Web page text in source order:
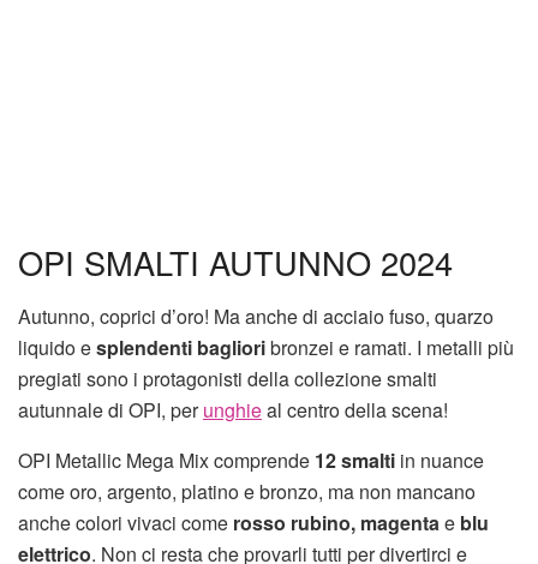
OPI SMALTI AUTUNNO 2024
Autunno, coprici d’oro! Ma anche di acciaio fuso, quarzo
liquido esplendenti baglioribronzei e ramati. I metalli più
pregiati sono i protagonisti della collezione smalti
autunnale di OPI, perunghieal centro della scena!
OPI Metallic Mega Mix comprende 12 smalti in nuance
come oro, argento, platino e bronzo, ma non mancano
anche colori vivaci come rosso rubino, magentae blu
elettrico. Non ci resta che provarli tutti per divertirci e